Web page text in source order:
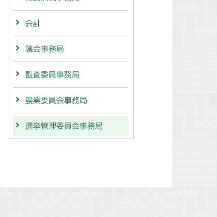
会計
議会事務局
監査委員事務局
農業委員会事務局
選挙管理委員会事務局